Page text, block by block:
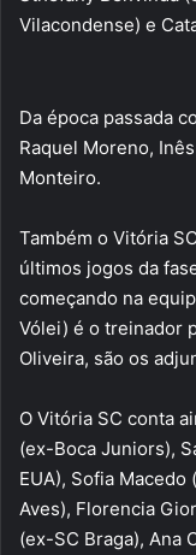
Vilacondense) e
Da época passada
Raquel Moreno,
Monteiro.
Também o Vitória
últimos jogos da
começando na
Vólei) é o treinador
Oliveira, são os
O Vitória SC conta
(ex-Boca Juniors),
EUA), Sofia
Aves), Florencia
(ex-SC Braga), Ana